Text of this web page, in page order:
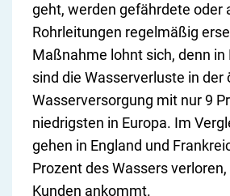
geht, werden gefährdete oder
Rohrleitungen regelmäßig
Maßnahme lohnt sich, denn in
sind die Wasserverluste in der
Wasserversorgung mit nur 9
niedrigsten in Europa. Im
gehen in England und
Prozent des Wassers
Kunden ankommt.